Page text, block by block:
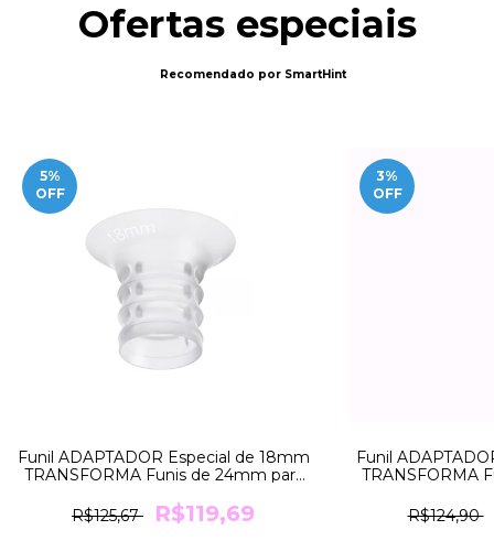
Ofertas especiais
Recomendado por SmartHint
5%
OFF
Funil ADAPTADOR Especial de 18mm
TRANSFORMA Funis de 24mm para
R$125,67
R$119,69
3%
OFF
Funil
TRANSFORMA
R$124,90